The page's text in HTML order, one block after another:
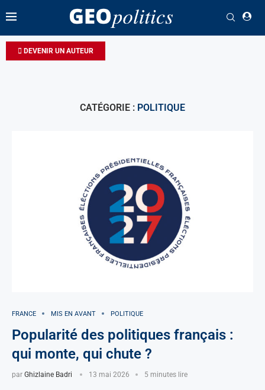
DEVENIR UN AUTEUR
CATÉGORIE : POLITIQUE
FRANCE MIS EN AVANT POLITIQUE
Popularité des politiques français :
qui monte, qui chute ?
par Ghizlaine Badri 13 mai 2026 5 minutes lire